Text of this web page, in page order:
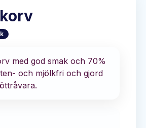
med god smak och 70%
och mjölkfri och gjord